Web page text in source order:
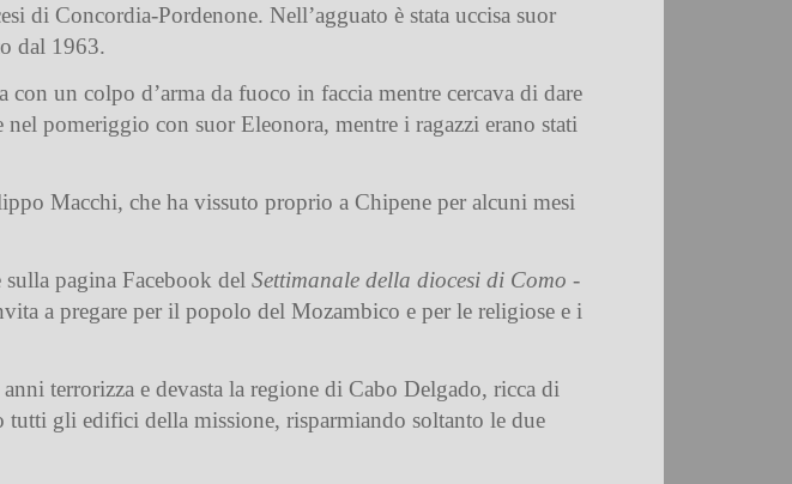
di Concordia-Pordenone. Nell’agguato è stata uccisa suor
dal 1963.
con un colpo d’arma da fuoco in faccia mentre cercava di dare
pomeriggio con suor Eleonora, mentre i ragazzi erano stati
Macchi, che ha vissuto proprio a Chipene per alcuni mesi
pagina Facebook del Settimanale della diocesi di Como -
a pregare per il popolo del Mozambico e per le religiose e i
anni terrorizza e devasta la regione di Cabo Delgado, ricca di
tutti gli edifici della missione, risparmiando soltanto le due